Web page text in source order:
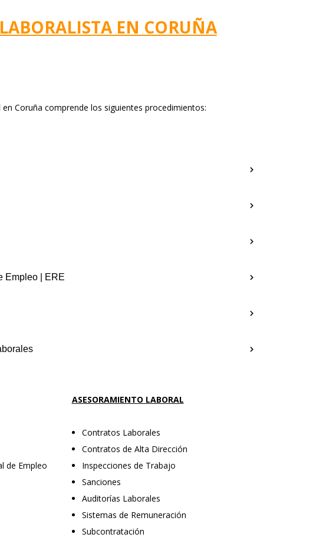
EN CORUÑA
Coruña comprende los siguientes procedimientos:
Empleo | ERE
de Empleo
ASESORAMIENTO LABORAL
Contratos Laborales
Contratos de Alta Dirección
Inspecciones de Trabajo
Sanciones
Auditorías Laborales
Sistemas de Remuneración
Subcontratación